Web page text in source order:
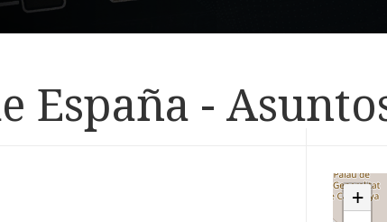
España -
+